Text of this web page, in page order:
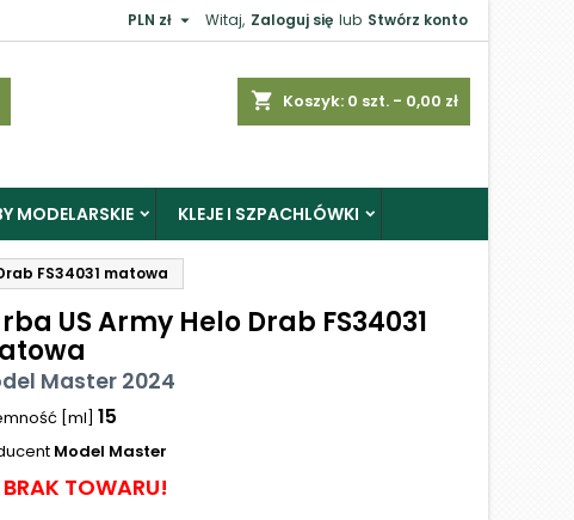
Witaj, Zaloguj się lub Stwórz konto
PLN zł 
shopping_cart Koszyk: 0 szt. - 0,00 zł
MODELARSKIE KLEJE I SZPACHLÓWKI
FS34031 matowa
US Army Helo Drab FS34031
Master 2024
[ml] 15
Model Master
BRAK TOWARU!